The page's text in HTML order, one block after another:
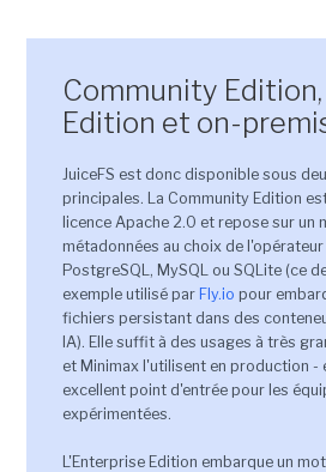
Community
Edition et on-
JuiceFS est donc disponible sous
principales. La Community Edition
licence Apache 2.0 et repose sur un
métadonnées au choix de l'opérateur
PostgreSQL, MySQL ou SQLite (ce
exemple utilisé par Fly.io pour
fichiers persistant dans des
IA). Elle suffit à des usages à très
et Minimax l'utilisent en production -
excellent point d'entrée pour les
expérimentées.
L'Enterprise Edition embarque un